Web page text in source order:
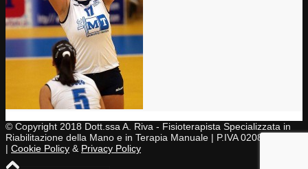
© Copyright 2018 Dott.ssa A. Riva - Fisioterapista Specializzata in
Riabilitazione della Mano e in Terapia Manuale | P.IVA 02083430997
| Cookie Policy & Privacy Policy